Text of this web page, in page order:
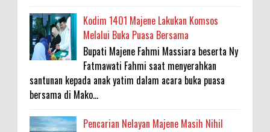
Kodim 1401 Majene Lakukan Komsos
Melalui Buka Puasa Bersama
Bupati Majene Fahmi Massiara beserta Ny
Fatmawati Fahmi saat menyerahkan
santunan kepada anak yatim dalam acara buka puasa
bersama di Mako...
Pencarian Nelayan Majene Masih Nihil